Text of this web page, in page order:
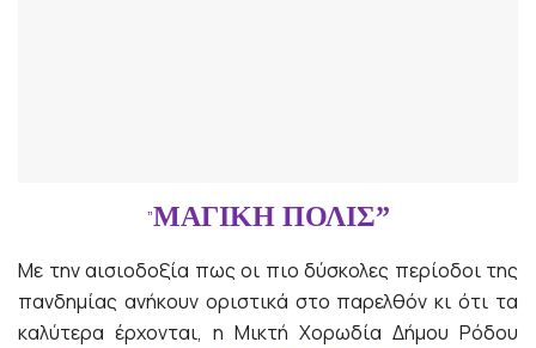
”ΜΑΓΙΚΗ ΠΟΛΙΣ”
Με την αισιοδοξία πως οι πιο δύσκολες περίοδοι της
πανδημίας ανήκουν οριστικά στο παρελθόν κι ότι τα
καλύτερα έρχονται, η Μικτή Χορωδία Δήμου Ρόδου